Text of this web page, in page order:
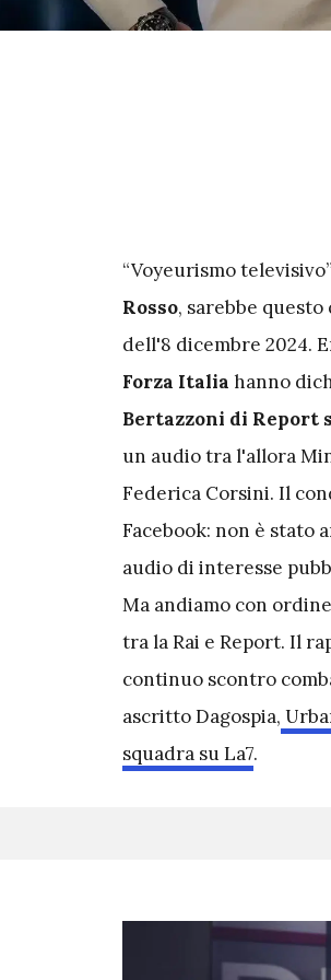
“Voyeurismo
Rosso, sarebbe
dell'8 dicembre 2024.
Forza Italia hanno
Bertazzoni di Report
un audio tra l'allora
Federica Corsini. Il
Facebook: non è stato
audio di interesse
Ma andiamo con
tra la Rai e Report. Il
continuo scontro
ascritto Dagospia,
squadra su La7.